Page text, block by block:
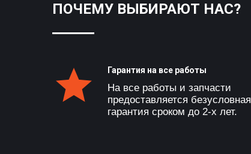
ПОЧЕМУ ВЫБИРАЮТ НАС?
Гарантия на все работы
На все работы и запчасти
предоставляется безусловная
гарантия сроком до 2-х лет.